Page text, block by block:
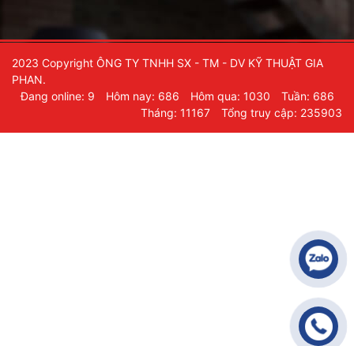
2023 Copyright ÔNG TY TNHH SX - TM - DV KỸ THUẬT GIA
PHAN.
Đang online: 9
Hôm nay: 686 Hôm qua: 1030
Tuần: 686
Tháng: 11167
Tổng truy cập: 235903